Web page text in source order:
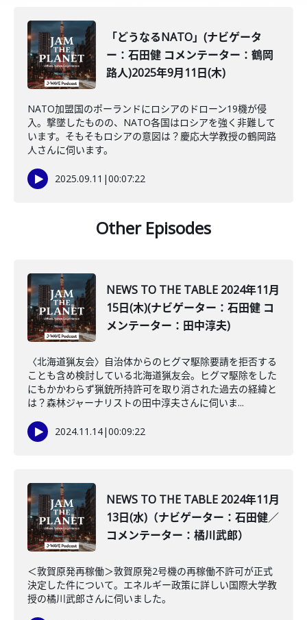
「どうなるNATO」(ナビゲータ
ー：石田健 コメンテーター：鶴岡
路人)2025年9月11日(木)
NATO加盟国のポーランドにロシアのドローン19機が侵
入。撃墜したものの、NATO各国はロシアを強く非難して
います。そもそもロシアの意図は？慶応大学教授の鶴岡路
人さんに伺います。
2025.09.11 |00:07:22
Other Episodes
NEWS TO THE TABLE 2024年11月
15日(木)(ナビゲーター：石田健 コ
メンテーター：田中淳夫)
〈北海道猟友会〉自治体からのヒグマ駆除要請を拒否する
ことも含め検討している北海道猟友会。ヒグマ駆除をした
にもかかわらず猟銃所持許可を取り消された過去の経緯と
は？森林ジャーナリストの田中淳夫さんに伺いま...
2024.11.14|00:09:22
NEWS TO THE TABLE 2024年11月
13日(水)（ナビゲーター：石田健／
コメンテーター：橘川武郎）
＜敦賀原発再稼働＞敦賀原発2号機の再稼働不許可が正式
決定した件について。エネルギー政策に詳しい国際大学教
授の橘川武郎さんに伺いました。